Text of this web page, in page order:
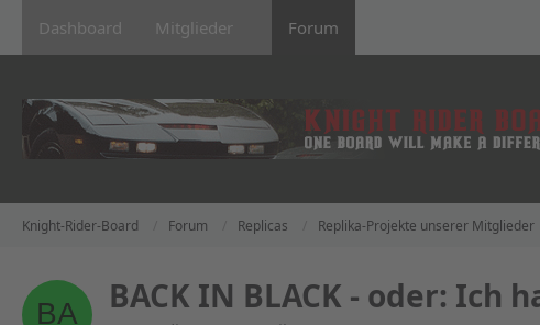
Dashboard Mitglieder Forum
Knight-Rider-Board Forum Replicas Replika-Projekte unserer Mitglieder
BACK IN BLACK - oder: Ich